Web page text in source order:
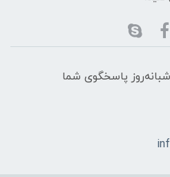
، ۲۴ ساعت شبانه‌روز پاسخگوی شما